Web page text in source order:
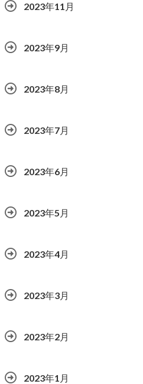
2023年11月
2023年9月
2023年8月
2023年7月
2023年6月
2023年5月
2023年4月
2023年3月
2023年2月
2023年1月